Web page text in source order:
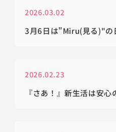
2026.03.02
3月6日は"Miru(見る)"の
2026.02.23
『さあ！』新生活は安